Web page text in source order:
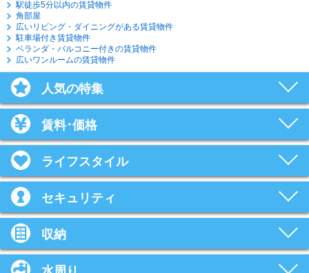
駅徒歩5分以内の賃貸物件
角部屋
広いリビング・ダイニングがある賃貸物件
駐車場付き賃貸物件
ベランダ・バルコニー付きの賃貸物件
広いワンルームの賃貸物件
人気の特集
賃料･価格
ライフスタイル
セキュリティ
収納